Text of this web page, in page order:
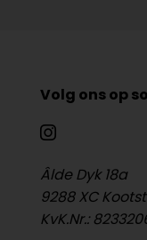
Volg ons op
Âlde Dyk 18a
9288 XC
KvK.Nr.: